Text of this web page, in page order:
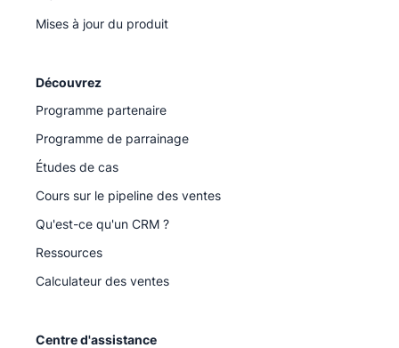
Mises à jour du produit
Découvrez
Programme partenaire
Programme de parrainage
Études de cas
Cours sur le pipeline des ventes
Qu'est-ce qu'un CRM ?
Ressources
Calculateur des ventes
Centre d'assistance